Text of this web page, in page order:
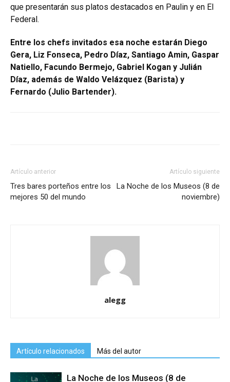
que presentarán sus platos destacados en Paulin y en El
Federal.
Entre los chefs invitados esa noche estarán Diego
Gera, Liz Fonseca, Pedro Díaz, Santiago Amin, Gaspar
Natiello, Facundo Bermejo, Gabriel Kogan y Julián
Díaz, además de Waldo Velázquez (Barista) y
Fernardo (Julio Bartender).
Artículo anterior
Tres bares porteños entre los
mejores 50 del mundo
Artículo siguiente
La Noche de los Museos (8 de
noviembre)
alegg
Artículo relacionados Más del autor
La Noche de los Museos (8 de